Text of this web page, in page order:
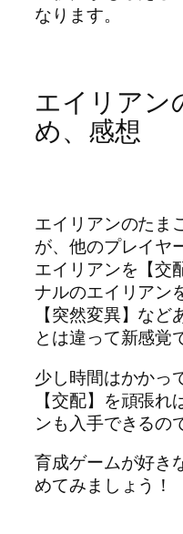
なります。
エイリアン
め、感想
エイリアンのたま
が、他のプレイヤ
エイリアンを【交
ナルのエイリアン
【突然変異】な
とは違って新感覚
少し時間はかかっ
【交配】を頑張
ンも入手できるの
育成ゲームが好き
めてみましょう！